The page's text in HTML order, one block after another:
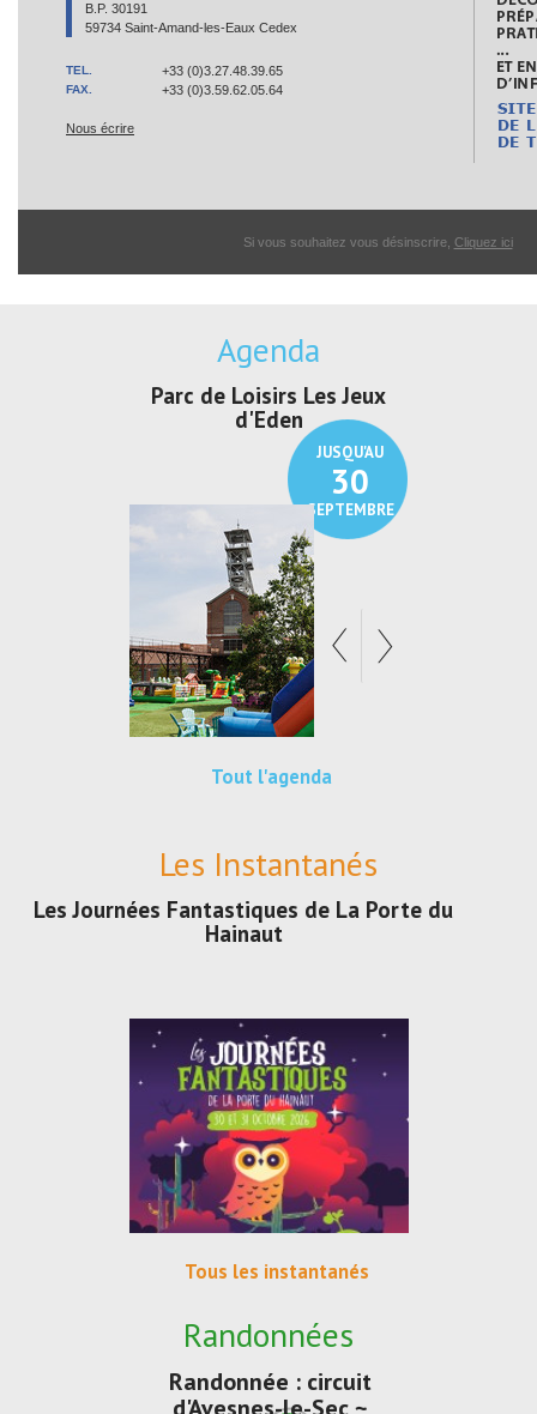
B.P. 30191
59734 Saint-Amand-les-Eaux Cedex
TEL. +33 (0)3.27.48.39.65
FAX. +33 (0)3.59.62.05.64
Nous écrire
Si vous souhaitez vous désinscrire, Cliquez ici
Agenda
SEPTEMBRE
de Loisirs Les Jeux
SEPTEMBRE
Exposition "Lucien Jonas -
Au pays du charbon ...
Tout l'agenda
Les Instantanés
Les Journées Fantastiques de La Porte du
Hainaut
Tous les instantanés
Randonnées
Randonnée : circuit
d'Avesnes-le-Sec ~